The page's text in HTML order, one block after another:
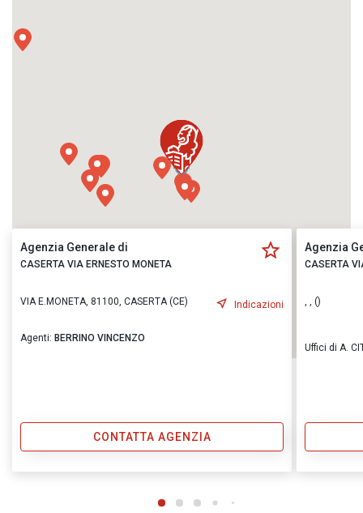
Agenzia Generale di
CASERTA VIA ERNESTO MONETA
VIA E.MONETA, 81100, CASERTA (CE) Indicazioni
Agenti: BERRINO VINCENZO
CONTATTA AGENZIA
Agenzia
CASERTA
, , ()
Uffici di A.